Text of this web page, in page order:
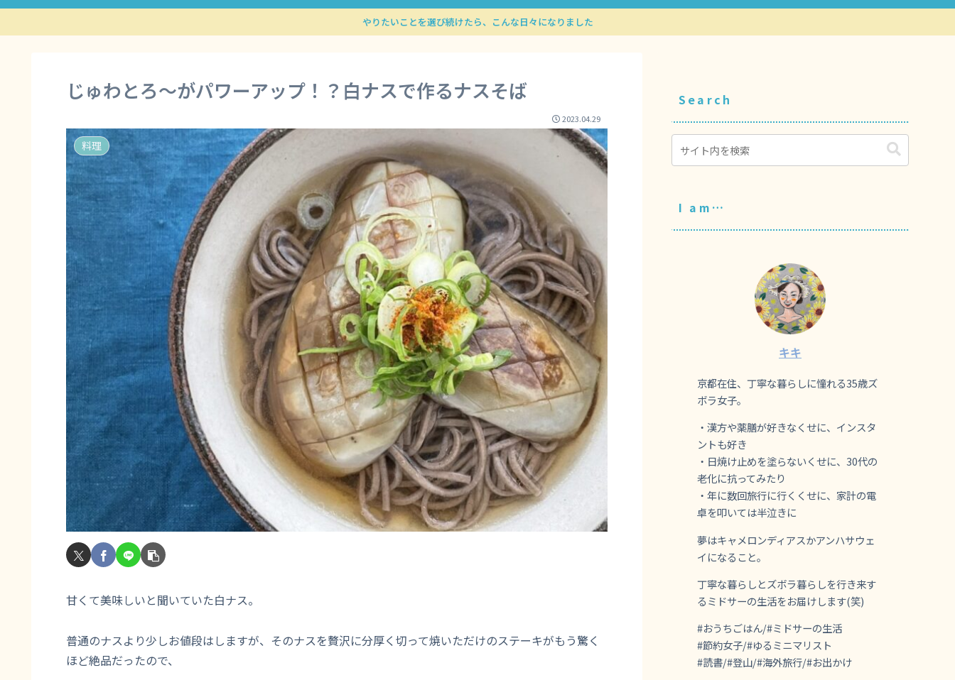
やりたいことを選び続けたら、こんな日々になりました
じゅわとろ～がパワーアップ！？白ナスで作るナスそば
2023.04.29
料理
甘くて美味しいと聞いていた白ナス。
普通のナスより少しお値段はしますが、そのナスを贅沢に分厚く切って焼いただけのステーキがもう驚く
ほど絶品だったので、
Search
I am…
キキ
京都在住、丁寧な暮らしに憧れる35歳ズ
ボラ女子。
・漢方や薬膳が好きなくせに、インスタ
ントも好き
・日焼け止めを塗らないくせに、30代の
老化に抗ってみたり
・年に数回旅行に行くくせに、家計の電
卓を叩いては半泣きに
夢はキャメロンディアスかアンハサウェ
イになること。
丁寧な暮らしとズボラ暮らしを行き来す
るミドサーの生活をお届けします(笑)
#おうちごはん/#ミドサーの生活
#節約女子/#ゆるミニマリスト
#読書/#登山/#海外旅行/#お出かけ